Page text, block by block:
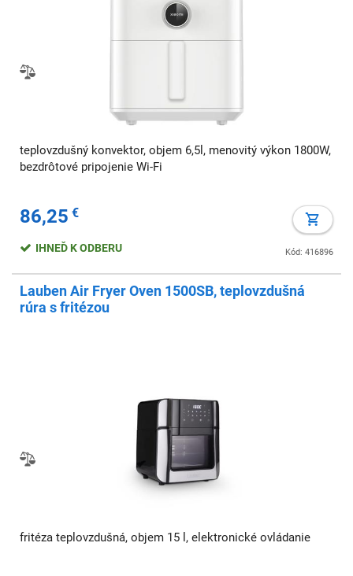
teplovzdušný konvektor, objem 6,5l, menovitý výkon 1800W,
bezdrôtové pripojenie Wi-Fi
86,25 €
Kód: 416896
IHNEĎ K ODBERU
Lauben Air Fryer Oven 1500SB, teplovzdušná
rúra s fritézou
fritéza teplovzdušná, objem 15 l, elektronické ovládanie